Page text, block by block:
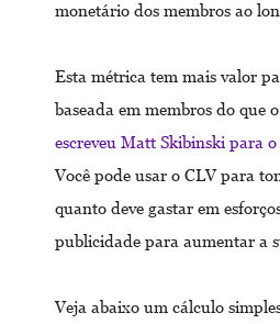
monetário dos membros ao
Esta métrica tem mais valor
baseada em membros do que
escreveu Matt Skibinski para
Você pode usar o CLV para
quanto deve gastar em
publicidade para aumentar a
Veja abaixo um cálculo